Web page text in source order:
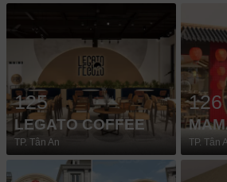
125
LEGATO COFFEE
TP. Tân An
126
TP. Tân